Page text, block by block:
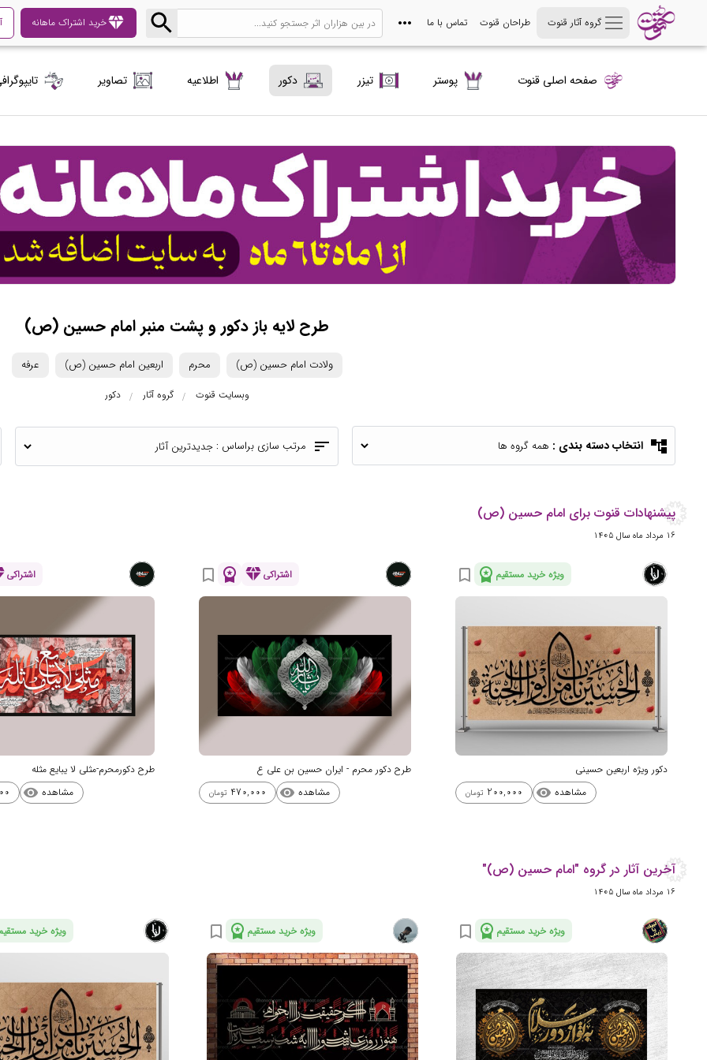
گروه آثار قنوت طراحان قنوت تماس با ما diamondخرید اشتراک ماهانه
صفحه اصلی قنوت پوستر تیزر دکور اطلاعیه تصاویر
طرح لایه باز دکور و پشت منبر امام حسین (ص)
ولادت امام حسین (ص) محرم اربعین امام حسین (ص) عرفه
وبسایت قنوت گروه آثار دکور
account_tree انتخاب دسته بندی : sort مرتب سازی براساس :
پیشنهادات قنوت برای امام حسین (ص)
16 مرداد ماه سال 1405
ویژه خرید مستقیم workspace_premium
bookmark_border
دکور ویژه اربعین حسینی
مشاهده visibility
200,000 تومان
اشتراکیdiamond
workspace_premium
bookmark_border
طرح دکور محرم - ایران حسین بن علی ع
مشاهده visibility
470,000 تومان
اشتراکی
طرح دکورمحرم-مثلی لا یبایع مثله
مشاهده visibility
آخرین آثار در گروه "امام حسین (ص)"
16 مرداد ماه سال 1405
ویژه خرید مستقیم workspace_premium
bookmark_border ویژه خرید مستقیم workspace_premium
bookmark_border ویژه خرید